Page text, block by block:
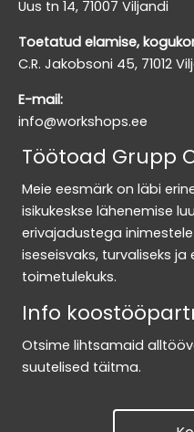
Uus tn 14, 71007 Viljandi
Toetatud elamise,
C.R. Jakobsoni 45, 71012
E-mail:
info@workshops.ee
Töötoad Grupp
Meie eesmärk on läbi
isikukeskse lähenemise
erivajadustega
iseseisvaks, turvaliseks ja
toimetulekuks.
Info
Otsime lihtsamaid
suutelised täitma.